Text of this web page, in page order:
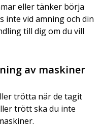
eller tänker börja
inte vid amning och din
till dig om du vill
av maskiner
trötta när de tagit
trött ska du inte